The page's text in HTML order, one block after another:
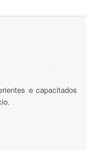
e capacitados